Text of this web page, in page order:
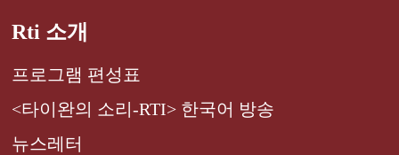
Rti 소개
프로그램 편성표
<타이완의 소리-RTI> 한국어 방송
뉴스레터